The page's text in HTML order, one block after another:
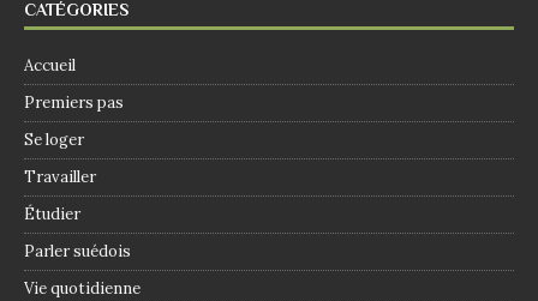
CATÉGORIES
Accueil
Premiers pas
Se loger
Travailler
Étudier
Parler suédois
Vie quotidienne